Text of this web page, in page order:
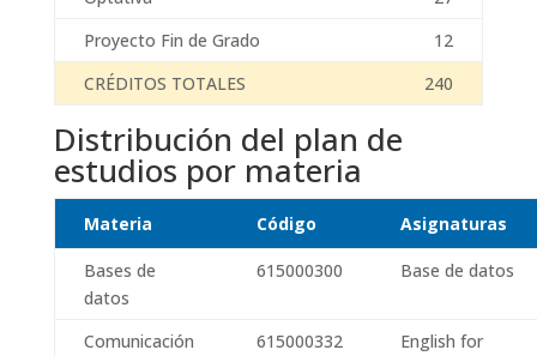
Proyecto Fin de Grado
12
CRÉDITOS TOTALES
240
Distribución del plan de
estudios por materia
Materia Código Asignaturas
Bases de
datos
615000300 Base de datos
Comunicación
615000332
English for